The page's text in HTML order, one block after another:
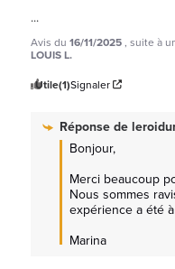
...
Avis du 16/11/2025, suite à
LOUIS L.
Utile(1)Signaler
Réponse de
Bonjour,
Merci beaucoup
Nous sommes
expérience a été
Marina